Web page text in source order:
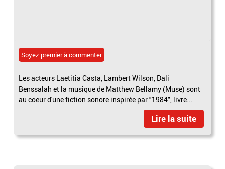
Soyez premier à commenter
Les acteurs Laetitia Casta, Lambert Wilson, Dali
Benssalah et la musique de Matthew Bellamy (Muse) sont
au coeur d'une fiction sonore inspirée par "1984", livre...
Lire la suite